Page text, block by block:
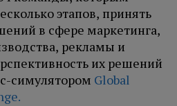
этапов, принять
в сфере маркетинга,
рекламы и
их решений
симулятором Global